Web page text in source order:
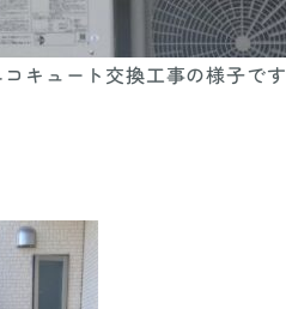
ュート交換工事の様子です